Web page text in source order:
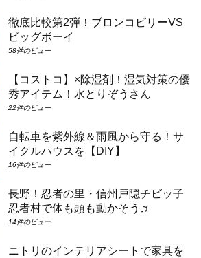
徹底比較第2弾！ブロンコビリーVS
ビッグボーイ
58件のビュー
【コストコ】×除湿剤！湿気対策の優
秀アイテム！水とりぞうさん
22件のビュー
自転車を紫外線＆雨風から守る！サ
イクルハウスを【DIY】
16件のビュー
長野！忍者の里・信州戸隠チビッ子
忍者村で体も頭も動かそう♬
14件のビュー
ニトリのインテリアシートで家具を